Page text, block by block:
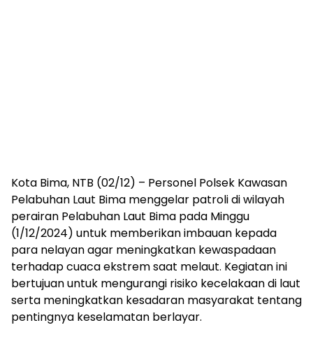
Kota Bima, NTB (02/12) – Personel Polsek Kawasan
Pelabuhan Laut Bima menggelar patroli di wilayah
perairan Pelabuhan Laut Bima pada Minggu
(1/12/2024) untuk memberikan imbauan kepada
para nelayan agar meningkatkan kewaspadaan
terhadap cuaca ekstrem saat melaut. Kegiatan ini
bertujuan untuk mengurangi risiko kecelakaan di laut
serta meningkatkan kesadaran masyarakat tentang
pentingnya keselamatan berlayar.